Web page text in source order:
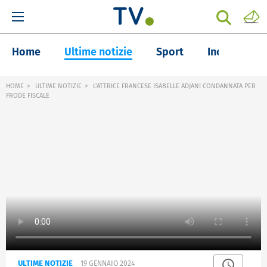
Home Ultime notizie Sport Inchieste
HOME ULTIME NOTIZIE
L'ATTRICE FRANCESE ISABELLE ADJANI CONDANNATA PER
FRODE FISCALE
ULTIME NOTIZIE 19 GENNAIO 2024